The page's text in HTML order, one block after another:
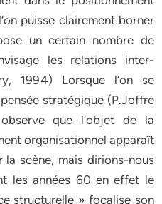
puisse clairement borner
un certain nombre de
les relations inter-
1994) Lorsque l‘on se
stratégique (P.Joffre
que l‘objet de la
organisationnel apparaît
scène, mais dirions-nous
les années 60 en effet le
structurelle » focalise son